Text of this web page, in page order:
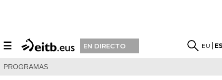
☰ EN DIRECTO EU
PROGRAMAS